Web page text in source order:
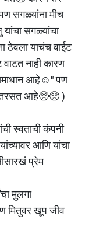
सगळ्यांना मीच
सगळ्यांचा
ठेवला याचंच वाईट
वाटत नाही कारण
समाधान आहे☺️" पण
तरसत आहे🥺🥺 )
स्वताची कंपनी
आणि यांचा
प्रेम
मुलगा
मितुवर खूप जीव